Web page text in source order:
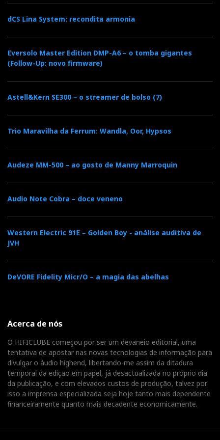
Para o nosso Miguel, eu proponho um par de colunas
JBL Everest amplificado por electrónica digital Ayre
MX-R. A fonte deixo ao gosto e imaginação dele. Até
pode ser um iPod, porque aqui o que conta é a garra e
nível do teu talento, Miguel!...
dCS Lina System: recondita armonia
Eversolo Master Edition DMP-A6 – o tomba gigantes
(Follow-Up: novo firmware)
Astell&Kern SE300 – o streamer de bolso (7)
Trio Maravilha da Ferrum: Wandla, Oor, Hypsos
Audeze MM-500 – ao gosto de Manny Marroquin
Audio Note Cobra – doce veneno
Western Electric 91E – Golden Boy - análise auditiva de
JVH
DeVORE Fidelity Micr/O – a magia das abelhas
Acerca de nós
O HIFICLUBE começou por ser um devaneio editorial, uma
tentativa de apostar nas novas tecnologias de informação para
divulgar o áudio highend, libertando-me assim da ditadura
temporal da edição em papel, já desactualizada no próprio dia
da publicação, e com elevados custos de produção, talvez por
isso a imprensa especializada seja hoje tanto mais dependente
financeiramente quanto mais decadente economicamente.